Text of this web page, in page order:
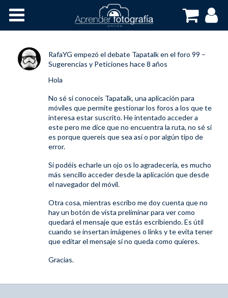
Cursos OnLine
RafaYG empezó el debate Tapatalken el foro 99 –
Sugerencias y Peticiones hace 8 años
Hola
No sé si conoceis Tapatalk, una aplicación para
móviles que permite gestionar los foros a los que te
interesa estar suscrito. He intentado acceder a
este pero me dice que no encuentra la ruta, no sé si
es porque quereis que sea así o por algún tipo de
error.
Si podéis echarle un ojo os lo agradecería, es mucho
más sencillo acceder desde la aplicación que desde
el navegador del móvil.
Otra cosa, mientras escribo me doy cuenta que no
hay un botón de vista preliminar para ver como
quedará el mensaje que estás escribiendo. Es útil
cuando se insertan imágenes o links y te evita tener
que editar el mensaje si no queda como quieres.
Gracias.